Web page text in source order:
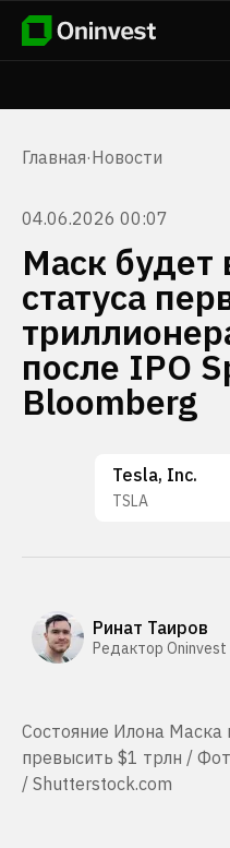
Главная·Новости
04.06.2026 00:07
Маск будет
статуса
после IPO
Bloomberg
Tesla, Inc.
TSLA
Ринат Таиров
Редактор Oninvest
Состояние Илона
превысить $1 трлн /
/ Shutterstock.com